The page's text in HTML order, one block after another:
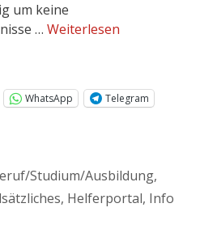
um keine
… Weiterlesen
WhatsApp
Telegram
Studium/Ausbildung,
, Helferportal, Info